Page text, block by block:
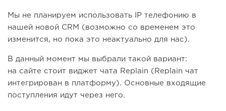
Мы не планируем использовать IP телефонию в
нашей новой CRM (возможно со временем это
изменится, но пока это неактуально для нас).
В данный момент мы выбрали такой вариант:
на сайте стоит виджет чата Replain (Replain чат
интегрирован в платформу). Основные входящие
поступления идут через него.